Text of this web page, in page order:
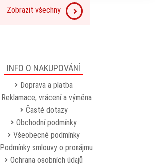
Zobrazit všechny
INFO O NAKUPOVÁNÍ
Doprava a platba
Reklamace, vrácení a výměna
Časté dotazy
Obchodní podmínky
Všeobecné podmínky
Podmínky smlouvy o pronájmu
Ochrana osobních údajů